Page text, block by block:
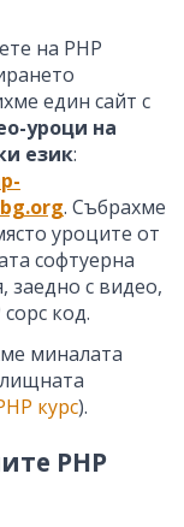
на PHP
един сайт с
уроци на
език:
. Събрахме
уроците от
софтуерна
заедно с видео,
код.
миналата
курс).
PHP